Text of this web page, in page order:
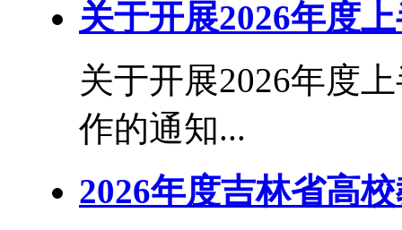
关于开展2026年度
关于开展2026年度
作的通知...
2026年度吉林省高